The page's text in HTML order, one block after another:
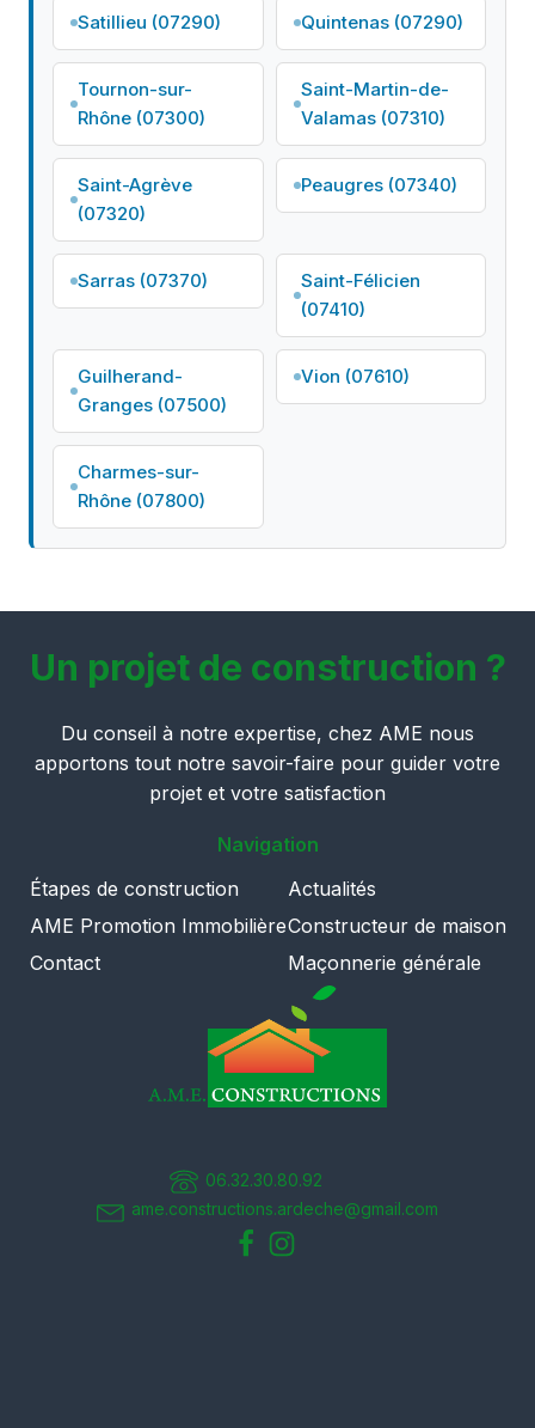
Satillieu (07290) Quintenas (07290)
Tournon-sur-
Rhône (07300)
Saint-Martin-de-
Valamas (07310)
Saint-Agrève
(07320)
Peaugres (07340)
Sarras (07370)
Saint-Félicien
(07410)
Guilherand-
Granges (07500)
Vion (07610)
Charmes-sur-
Rhône (07800)
Un projet de construction ?
Du conseil à notre expertise, chez AME nous
apportons tout notre savoir-faire pour guider votre
projet et votre satisfaction
Navigation
Étapes de construction
AME Promotion Immobilière
Contact
Actualités
Constructeur de maison
Maçonnerie générale
06.32.30.80.92
ame.constructions.ardeche@gmail.com